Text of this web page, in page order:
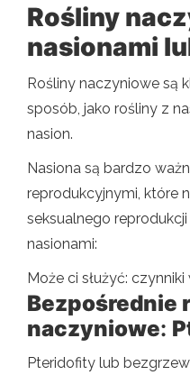
Rośliny
nasionami
Rośliny naczyniowe są
sposób, jako rośliny z
nasion.
Nasiona są bardzo
reprodukcyjnymi, które
seksualnego
nasionami:
Może ci służyć: czynniki
Bezpośrednie
naczyniowe:
Pteridofity lub